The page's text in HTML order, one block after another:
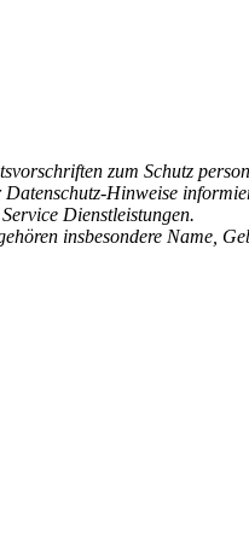
zum Schutz
Hinweise
Dienstleistungen.
insbesondere Name,